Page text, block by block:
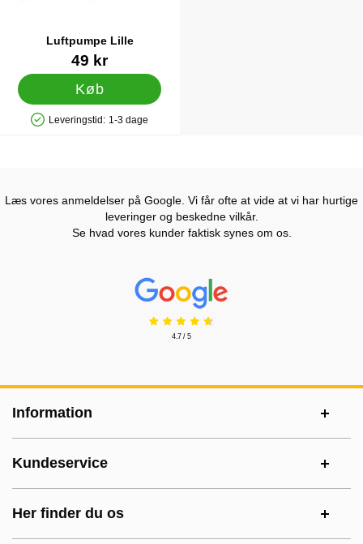
Luftpumpe Lille
Varenr 3605549 kr
Køb
Produkttilgængelighed: På lager
Leveringstid: 1-3 dage
Læs vores anmeldelser på Google. Vi får ofte at vide at vi har hurtige
leveringer og beskedne vilkår.
Se hvad vores kunder faktisk synes om os.
Prisjakt Anmeldelser: 4.7 Stjerne
4.7 / 5
Information
Kundeservice
Her finder du os